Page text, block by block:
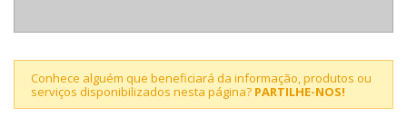
Conhece alguém que beneficiará da informação, produtos ou
serviços disponibilizados nesta página? PARTILHE-NOS!